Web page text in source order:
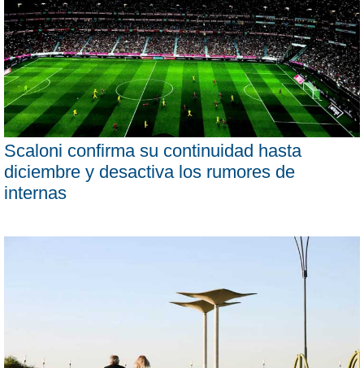
Scaloni confirma su continuidad hasta
diciembre y desactiva los rumores de
internas